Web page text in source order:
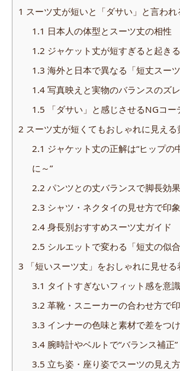
1 スーツ丈が短いと「ダサい」と言われ
1.1 日本人の体型とスーツ丈の相性
1.2 ジャケット丈が短すぎると起き
1.3 海外と日本で異なる「短丈スー
1.4写真映えと実物のバランスのズレ
1.5 「ダサい」と感じさせるNGコー
2 スーツ丈が短くてもおしゃれに見える
2.1 ジャケット丈の正解は“ヒップの
に～”
2.2 パンツとの丈バランスで脚長効
2.3 シャツ・ネクタイの見せ方で印
2.4身長別おすすめスーツ丈ガイド
2.5 シルエットで変わる「短丈の似合
3 「短いスーツ丈」をおしゃれに見せ
3.1 タイトすぎないフィット感を意
3.2 革靴・スニーカーの合わせ方で
3.3 インナーの色味と素材で差をつ
3.4腕時計やベルトで“バランス補正”
3.5 立ち姿・座り姿でスーツの見え